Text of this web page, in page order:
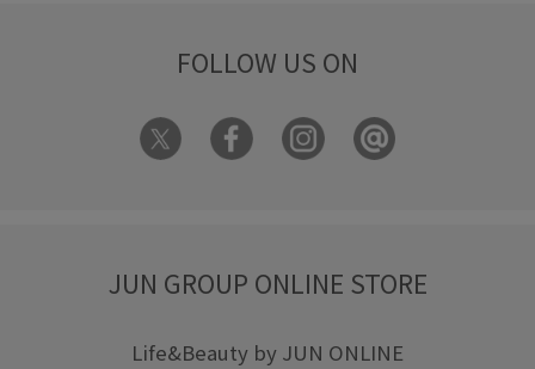
FOLLOW US ON
JUN GROUP ONLINE STORE
Life&Beauty by JUN ONLINE